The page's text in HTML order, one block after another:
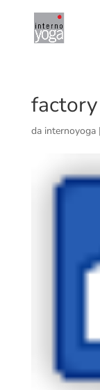
factory
da internoyoga|